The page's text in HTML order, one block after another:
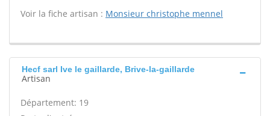
Voir la fiche artisan : Monsieur christophe mennel
Hecf sarl Ive le gaillarde, Brive-la-gaillarde
Artisan
Département: 19